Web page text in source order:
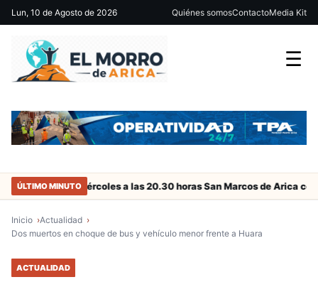
Lun, 10 de Agosto de 2026 Quiénes somosContactoMedia Kit
☰
ÚLTIMO MINUTO
Este miércoles a las 20.30 horas San Marcos de Arica con duelo
Inicio
Actualidad
Dos muertos en choque de bus y vehículo menor frente a Huara
ACTUALIDAD